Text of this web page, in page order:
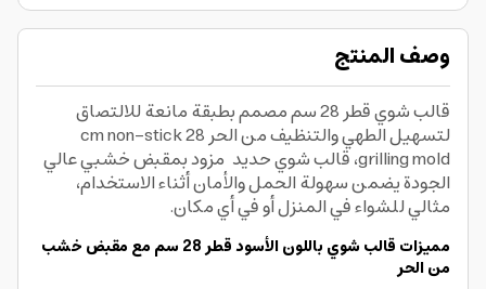
وصف المنتج
قالب شوي قطر 28 سم مصمم بطبقة مانعة للالتصاق
لتسهيل الطهي والتنظيف من الحر 28 cm non-stick
grilling mold، قالب شوي حديد مزود بمقبض خشبي عالي
الجودة يضمن سهولة الحمل والأمان أثناء الاستخدام،
مثالي للشواء في المنزل أو في أي مكان.
مميزات قالب شوي باللون الأسود قطر 28 سم مع مقبض خشب
من الحر